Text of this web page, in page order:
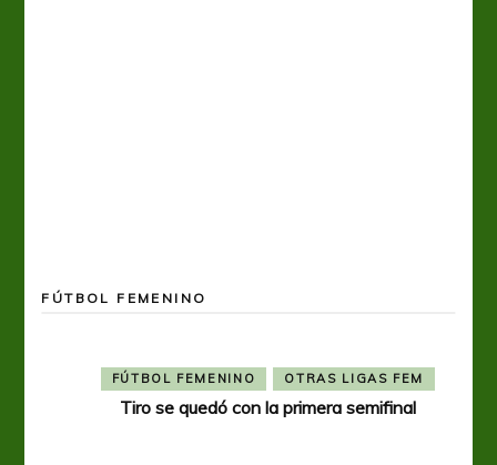
FÚTBOL FEMENINO
FÚTBOL FEMENINO OTRAS LIGAS FEM
Tiro se quedó con la primera semifinal